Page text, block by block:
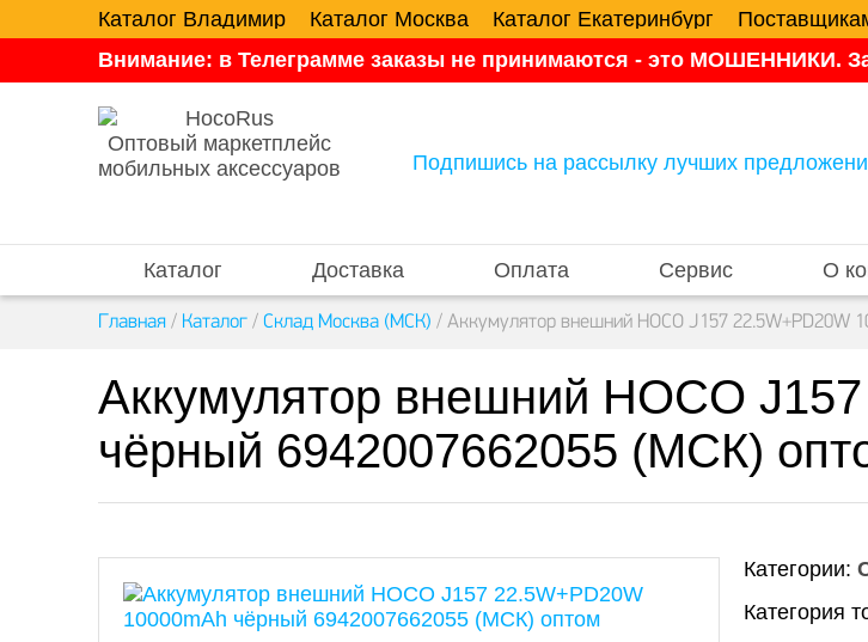
Каталог Владимир Каталог Москва Каталог Екатеринбург
Внимание: в Телеграмме заказы не принимаются - это МОШЕННИКИ.
Оптовый маркетплейс
мобильных аксессуаров
Подпишись на рассылку лучших
Каталог Доставка Оплата Сервис О
Главная / Каталог / Склад Москва (МСК) / Аккумулятор внешний HOCO J157 22.5W+PD20W
Аккумулятор внешний HOCO
чёрный 6942007662055 (МСК)
Категории:
Категория